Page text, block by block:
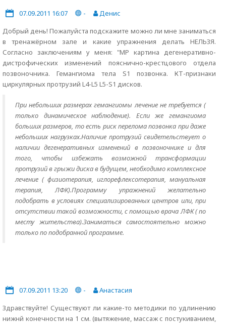
07.09.2011 16:07 -
Денис
Добрый день! Пожалуйста подскажите можно ли мне заниматься
в тренажёрном зале и какие упражнения делать НЕЛЬЗЯ.
Согласно заключениям у меня: "МР картина дегенеративно-
дистрофических изменений пояснично-крестцового отдела
позвоночника. Гемангиома тела S1 позвонка. КТ-признаки
циркулярных протрузий L4-L5 L5-S1 дисков.
При небольших размерах гемангиомы лечение не требуется (
только динамическое наблюдение). Если же гемангиома
больших размеров, то есть риск перелома позвонка при даже
небольших нагрузках.Наличие протрузий свидетельствует о
наличии дегенеративных изменений в позвоночнике и для
того, чтобы избежать возможной трансформации
протрузий в грыжи диска в будущем, необходимо комплексное
лечение ( физиотерапия, иглорефлексотерапия, мануальная
терапия, ЛФК).Программу упражнений желательно
подобрать в условиях специализированных центров или, при
отсутствии такой возможности, с помощью врача ЛФК ( по
месту жительства).Заниматься самостоятельно можно
только по подобранной программе.
07.09.2011 13:20 -
Анастасия
Здравствуйте! Существуют ли какие-то методики по удлинению
нижнй конечности на 1 см. (вытяжение, массаж с постукиванием,